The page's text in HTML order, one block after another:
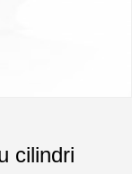
cilindri